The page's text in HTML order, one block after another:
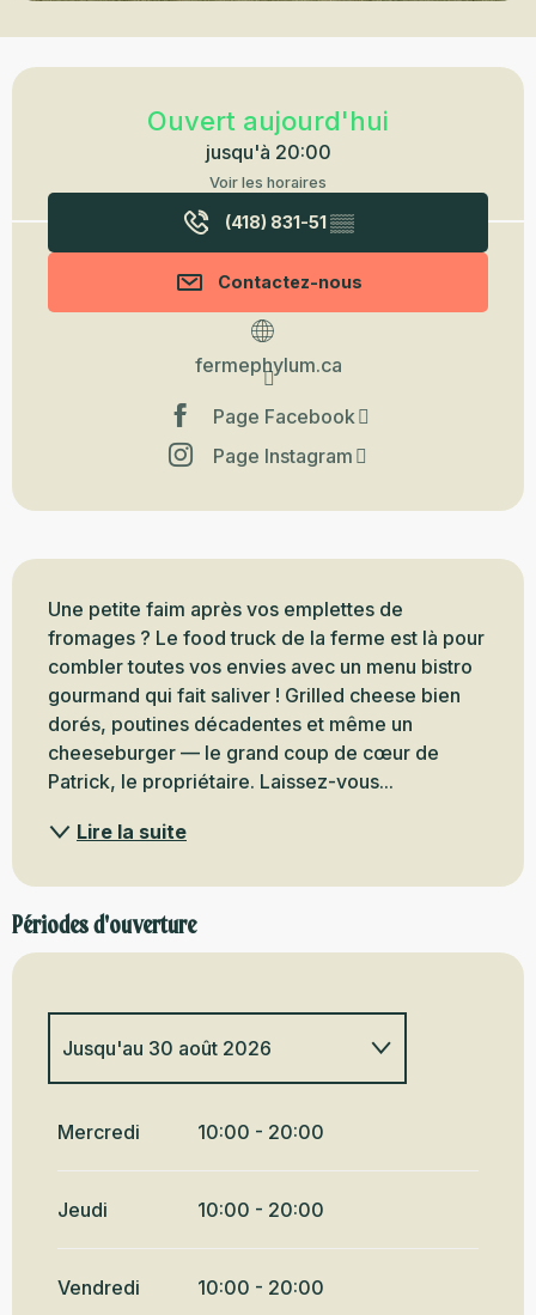
Ouverture et coordonnées
Ouvert aujourd'hui
jusqu'à 20:00
Voir les horaires
(418) 831-51▒▒
Contactez-nous
fermephylum.ca
Page Facebook
Page Instagram
Description
Une petite faim après vos emplettes de
fromages ? Le food truck de la ferme est là pour
combler toutes vos envies avec un menu bistro
gourmand qui fait saliver ! Grilled cheese bien
dorés, poutines décadentes et même un
cheeseburger — le grand coup de cœur de
Patrick, le propriétaire. Laissez-vous...
Lire la suite
Périodes d'ouverture
Jusqu'au 30 août 2026
Du1 septembre 2026au18
octobre 2026
Mercredi 10:00 - 20:00
Jeudi 10:00 - 20:00
Vendredi 10:00 - 20:00